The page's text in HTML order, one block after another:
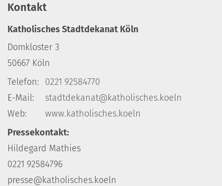
Kontakt
Katholisches Stadtdekanat Köln
Domkloster 3
50667 Köln
Telefon:
0221 92584770
E-Mail:
stadtdekanat@katholisches.koeln
Web:
www.katholisches.koeln
Pressekontakt:
Hildegard Mathies
0221 92584796
presse@katholisches.koeln